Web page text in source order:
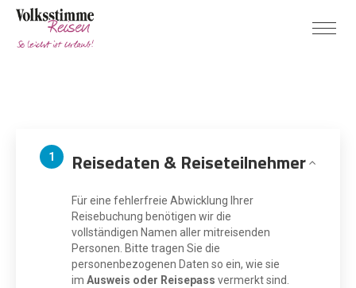
1 Reisedaten & Reiseteilnehmer
Für eine fehlerfreie Abwicklung Ihrer
Reisebuchung benötigen wir die
vollständigen Namen aller mitreisenden
Personen. Bitte tragen Sie die
personenbezogenen Daten so ein, wie sie
im Ausweis oder Reisepass vermerkt sind.